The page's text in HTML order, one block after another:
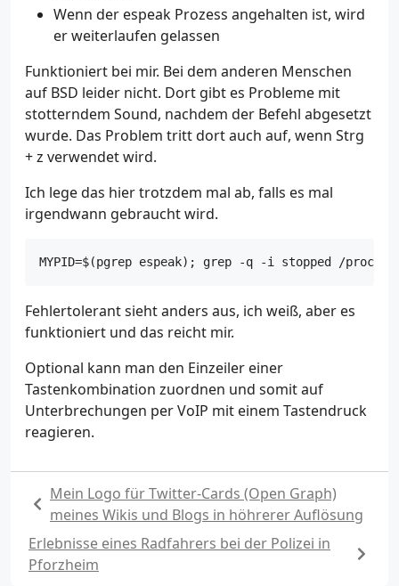
Wenn der espeak Prozess angehalten ist, wird
er weiterlaufen gelassen
Funktioniert bei mir. Bei dem anderen Menschen
auf BSD leider nicht. Dort gibt es Probleme mit
stotterndem Sound, nachdem der Befehl abgesetzt
wurde. Das Problem tritt dort auch auf, wenn Strg
+ z verwendet wird.
Ich lege das hier trotzdem mal ab, falls es mal
irgendwann gebraucht wird.
MYPID=$(pgrep espeak); grep -q -i stopped /proc/
Fehlertolerant sieht anders aus, ich weiß, aber es
funktioniert und das reicht mir.
Optional kann man den Einzeiler einer
Tastenkombination zuordnen und somit auf
Unterbrechungen per VoIP mit einem Tastendruck
reagieren.
Mein Logo für Twitter-Cards (Open Graph)
meines Wikis und Blogs in höhrerer Auflösung
Erlebnisse eines Radfahrers bei der Polizei in
Pforzheim